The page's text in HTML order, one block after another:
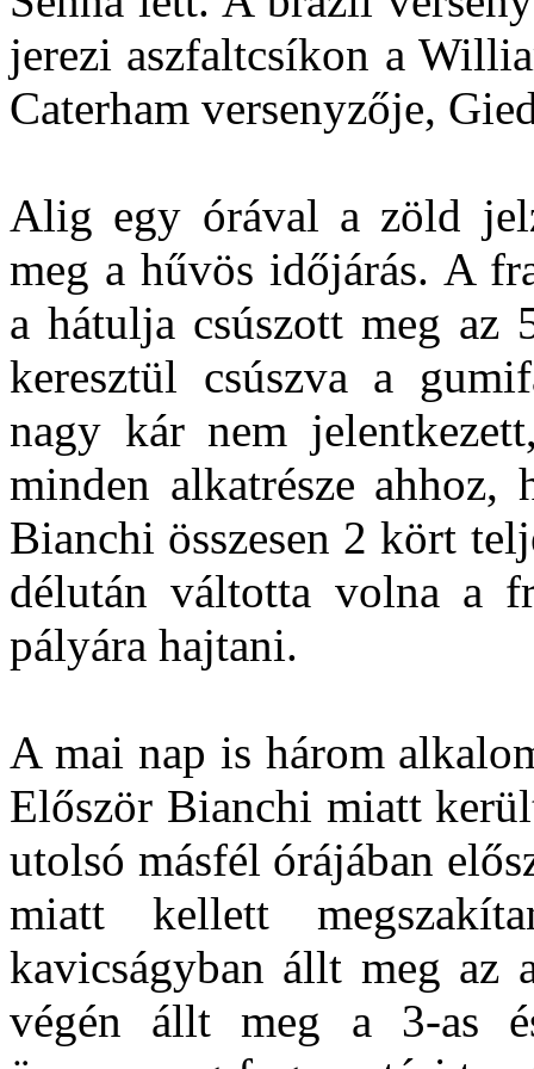
jerezi aszfaltcsíkon a
Caterham versenyzője,
Alig egy órával a zöld
meg a hűvös időjárás. A
a hátulja csúszott meg az
keresztül csúszva a
nagy kár nem
minden alkatrésze
Bianchi összesen 2 kört
délután váltotta volna a
pályára hajtani.
A mai nap is három
Először Bianchi miatt
utolsó másfél órájában
miatt kellett
kavicságyban állt meg az
végén állt meg a 3-as